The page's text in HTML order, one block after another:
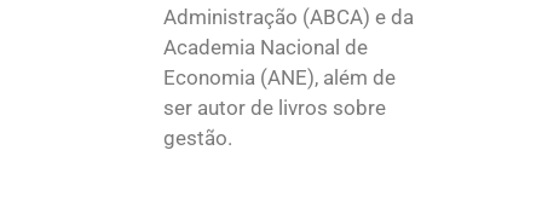
Administração (ABCA) e da
Academia Nacional de
Economia (ANE), além de
ser autor de livros sobre
gestão.